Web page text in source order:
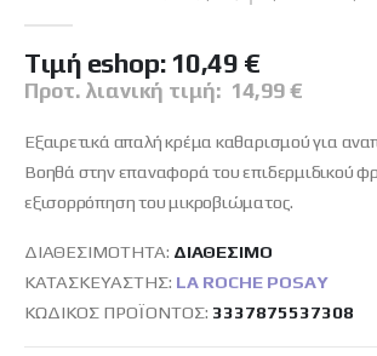
Tιμή eshop: 10,49 €
Προτ. λιανική τιμή: 14,99 €
Εξαιρετικά απαλή κρέμα καθαρισμού για
Βοηθά στην επαναφορά του επιδερμιδικού
εξισορρόπηση του μικροβιώματος.
ΔΙΑΘΕΣΙΜΌΤΗΤΑ: ΔΙΑΘΈΣΙΜO
ΚΑΤΑΣΚΕΥΑΣΤΉΣ: LA ROCHE POSAY
ΚΩΔΙΚΌΣ ΠΡΟΪΌΝΤΟΣ 3337875537308